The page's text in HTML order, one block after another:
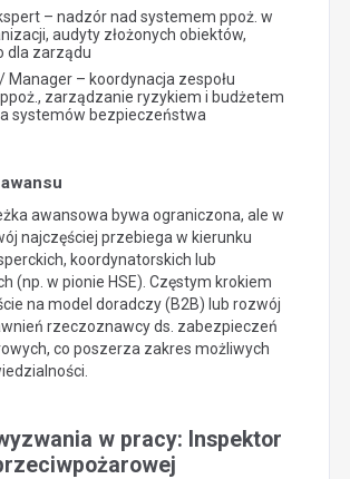
– nadzór nad systemem ppoż. w
audyty złożonych obiektów,
dla zarządu
Manager – koordynacja zespołu
zarządzanie ryzykiem i budżetem
systemów bezpieczeństwa
awansowa bywa ograniczona, ale w
najczęściej przebiega w kierunku
koordynatorskich lub
(np. w pionie HSE). Częstym krokiem
na model doradczy (B2B) lub rozwój
rzeczoznawcy ds. zabezpieczeń
co poszerza zakres możliwych
w pracy: Inspektor